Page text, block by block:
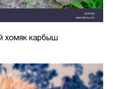
хомяк карбыш